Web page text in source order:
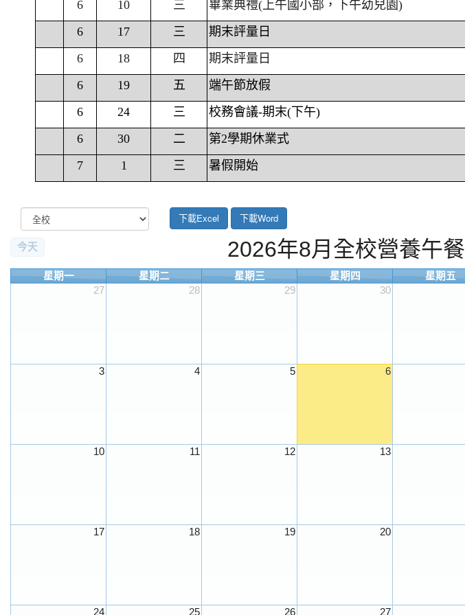
6 10 三
畢業典禮(上午國小部，下午幼兒園)
6
17 三
期末評量日
6
18 四
期末評量日
6
19 五
端午節放假
6
24 三
校務會議-期末(下午)
6
30 二
第2學期休業式
7
1 三 暑假開始
下載Excel 下載Word
今天 2026年8月全校營養午餐
星期一 星期二 星期三 星期四 星期五
27
28 29 30
3 4 5 6
10 11 12 13
17 18 19 20
24 25 26 27